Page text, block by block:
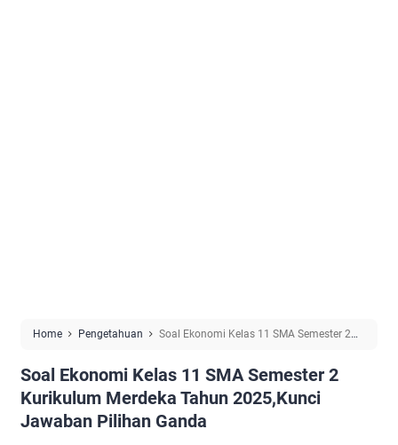
Home Pengetahuan
Soal Ekonomi Kelas 11 SMA Semester 2
Soal Ekonomi Kelas 11 SMA Semester 2
Kurikulum Merdeka Tahun 2025,Kunci
Jawaban Pilihan Ganda